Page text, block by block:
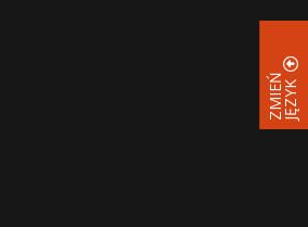
Z
M
I
E
Ń
J
Ę
Z
YK